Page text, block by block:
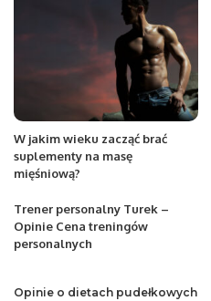
W jakim wieku zacząć brać
suplementy na masę
mięśniową?
Trener personalny Turek –
Opinie Cena treningów
personalnych
Opinie o dietach pudełkowych